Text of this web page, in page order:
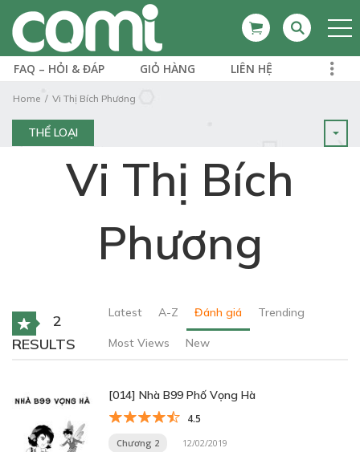
FAQ – HỎI & ĐÁP GIỎ HÀNG LIÊN HỆ
Home Vi Thị Bích Phương
THỂ LOẠI
Vi Thị Bích
Phương
2
RESULTS
Latest A-Z Đánh giá Trending
Most Views New
[014] Nhà B99 Phố Vọng Hà
4.5
Chương 2 12/02/2019